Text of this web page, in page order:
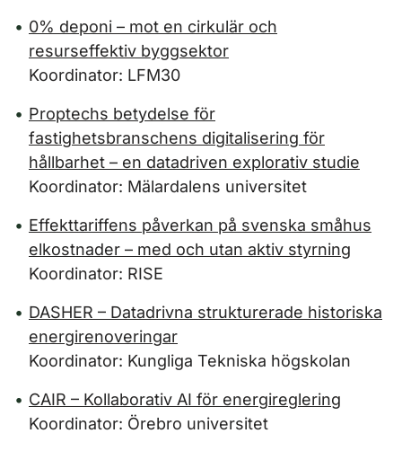
0% deponi – mot en cirkulär och
resurseffektiv byggsektor
Koordinator: LFM30
Proptechs betydelse för
fastighetsbranschens digitalisering för
hållbarhet – en datadriven explorativ studie
Koordinator: Mälardalens universitet
Effekttariffens påverkan på svenska småhus
elkostnader – med och utan aktiv styrning
Koordinator: RISE
DASHER – Datadrivna strukturerade historiska
energirenoveringar
Koordinator: Kungliga Tekniska högskolan
CAIR – Kollaborativ AI för energireglering
Koordinator: Örebro universitet